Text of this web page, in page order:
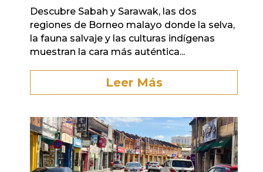
Descubre Sabah y Sarawak, las dos
regiones de Borneo malayo donde la selva,
la fauna salvaje y las culturas indígenas
muestran la cara más auténtica...
Leer Más